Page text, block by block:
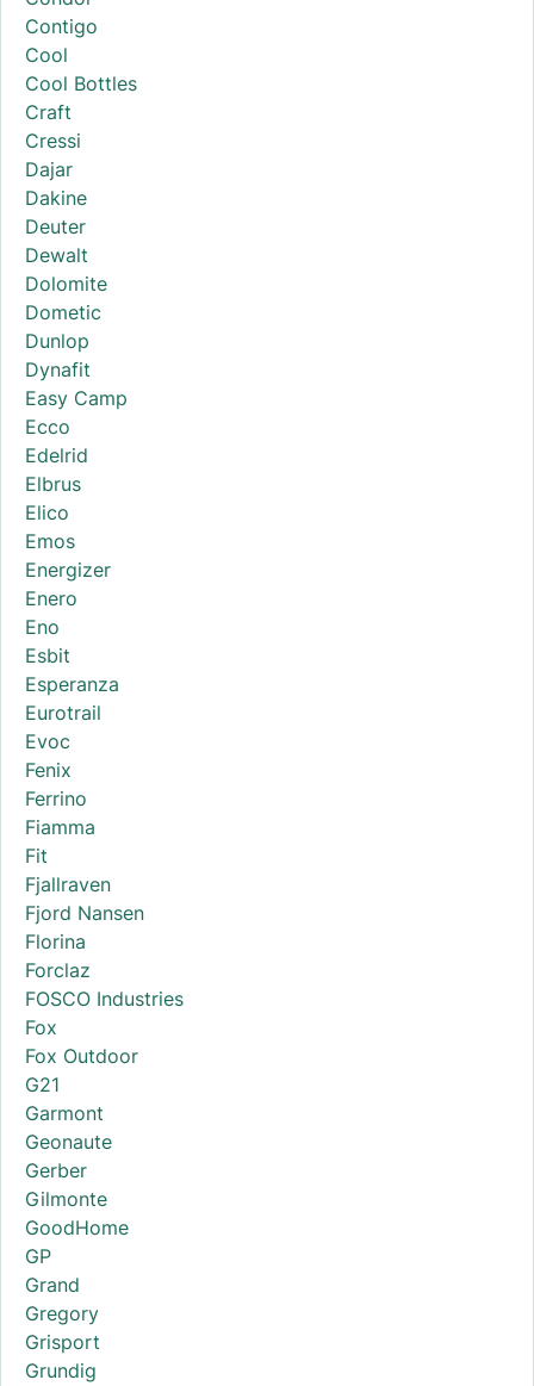
Contigo
Cool
Cool Bottles
Craft
Cressi
Dajar
Dakine
Deuter
Dewalt
Dolomite
Dometic
Dunlop
Dynafit
Easy Camp
Ecco
Edelrid
Elbrus
Elico
Emos
Energizer
Enero
Eno
Esbit
Esperanza
Eurotrail
Evoc
Fenix
Ferrino
Fiamma
Fit
Fjallraven
Fjord Nansen
Florina
Forclaz
FOSCO Industries
Fox
Fox Outdoor
G21
Garmont
Geonaute
Gerber
Gilmonte
GoodHome
GP
Grand
Gregory
Grisport
Grundig